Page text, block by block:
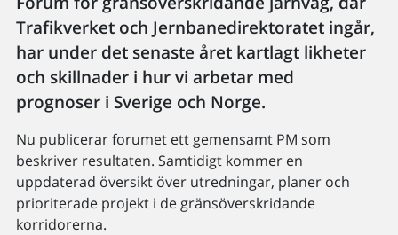
Trafikverket och Jernbanedirektoratet ingår,
har under det senaste året kartlagt likheter
och skillnader i hur vi arbetar med
prognoser i Sverige och Norge.
Nu publicerar forumet ett gemensamt PM som
beskriver resultaten. Samtidigt kommer en
uppdaterad översikt över utredningar, planer och
prioriterade projekt i de gränsöverskridande
korridorerna.